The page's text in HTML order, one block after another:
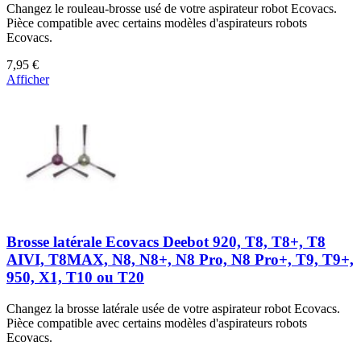
Changez le rouleau-brosse usé de votre aspirateur robot Ecovacs.
Pièce compatible avec certains modèles d'aspirateurs robots
Ecovacs.
7,95 €
Afficher
Brosse latérale Ecovacs Deebot 920, T8, T8+, T8
AIVI, T8MAX, N8, N8+, N8 Pro, N8 Pro+, T9, T9+,
950, X1, T10 ou T20
Changez la brosse latérale usée de votre aspirateur robot Ecovacs.
Pièce compatible avec certains modèles d'aspirateurs robots
Ecovacs.